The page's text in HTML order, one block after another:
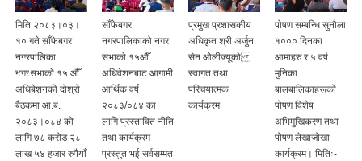
मिति २०८३।०३।
१० गते साँफेबगर
नगरपालिका
नगरसभाको १५ औँ
अधिबेशनको दोश्रो
बैठकमा आ.ब.
२०८३।०८४ को
लागि ७८ करोड २८
लाख ५४ हजार रुपैयाँ
साँफेबगर
नगरपालिकाको नगर
सभाको १५औँ
अधिवेशनबाट आगामी
आर्थिक वर्ष
२०८३/०८४ का
लागि प्रस्तावित नीति
तथा कार्यक्रम
प्रस्तुत भई सर्वसम्मत
प्रमुख प्रशासकीय
अधिकृत श्री अर्जुन
सेन ओलीज्यूको
स्वागत तथा
परिचयात्मक
कार्यक्रम
पोषण सम्बन्धि सुनौला
१००० दिनका
आमाहरु र ५ वर्ष
मुनिका
बालबालिकाहरूको
पोषण विशेष
अभिमुखिकरण तथा
पोषण लेखाजोखा
कार्यक्रम। मितिः-